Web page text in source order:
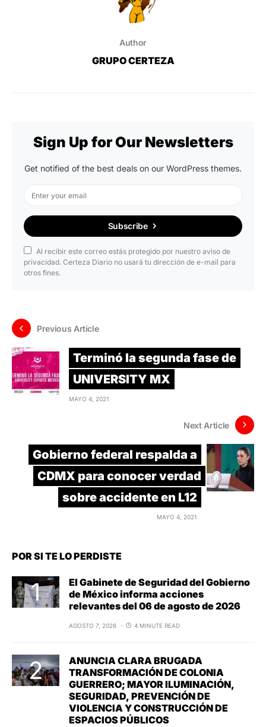
Author
GRUPO CERTEZA
Sign Up for Our Newsletters
Get notified of the best deals on our WordPress themes.
Subscribe
Al recibir este correo estás protegido por nuestro aviso de
privacidad. Certeza Diario no usará tu dirección de e-mail para
otros fines.
Previous Article
Terminó la segunda fase de
UNIVERSITY MX
MAYO 4, 2021
Next Article
Gobierno federal respalda a
CDMX para conocer verdad
sobre accidente en L12
MAYO 4, 2021
POR SI TE LO PERDISTE
El Gabinete de Seguridad del Gobierno
de México informa acciones
relevantes del 06 de agosto de 2026
AGOSTO 7, 2026 4 MINUTE READ
ANUNCIA CLARA BRUGADA
TRANSFORMACIÓN DE COLONIA
GUERRERO; MAYOR ILUMINACIÓN,
SEGURIDAD, PREVENCIÓN DE
VIOLENCIA Y CONSTRUCCIÓN DE
ESPACIOS PÚBLICOS